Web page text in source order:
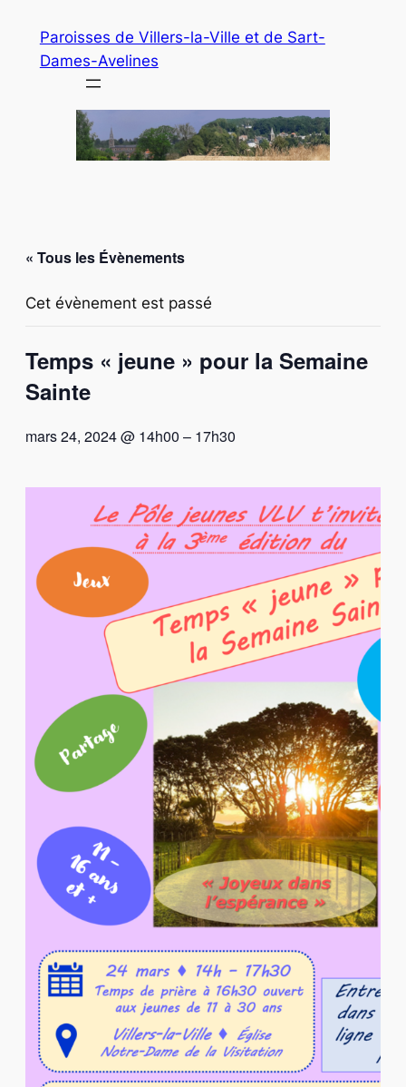
Paroisses de Villers-la-Ville et de Sart-
Dames-Avelines
« Tous les Évènements
Cet évènement est passé
Temps « jeune » pour la Semaine
Sainte
mars 24, 2024 @ 14h00 – 17h30